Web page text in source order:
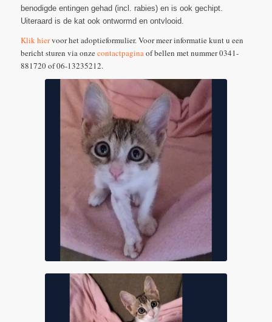
benodigde entingen gehad (incl. rabies) en is ook gechipt.
Uiteraard is de kat ook ontwormd en ontvlooid.
Klik hiervoor het adoptieformulier. Voor meer informatie kunt u een
bericht sturen via onzecontactpaginaof bellen met nummer 0341-
881720 of 06-13235212.